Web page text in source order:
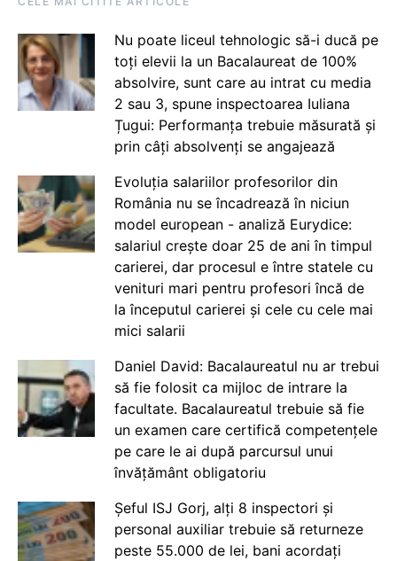
Nu poate liceul tehnologic să-i ducă pe
toți elevii la un Bacalaureat de 100%
absolvire, sunt care au intrat cu media
2 sau 3, spune inspectoarea Iuliana
Țugui: Performanța trebuie măsurată și
prin câți absolvenți se angajează
Evoluția salariilor profesorilor din
România nu se încadrează în niciun
model european - analiză Eurydice:
salariul crește doar 25 de ani în timpul
carierei, dar procesul e între statele cu
venituri mari pentru profesori încă de
la începutul carierei și cele cu cele mai
mici salarii
Daniel David: Bacalaureatul nu ar trebui
să fie folosit ca mijloc de intrare la
facultate. Bacalaureatul trebuie să fie
un examen care certifică competențele
pe care le ai după parcursul unui
învățământ obligatoriu
Șeful ISJ Gorj, alți 8 inspectori și
personal auxiliar trebuie să returneze
peste 55.000 de lei, bani acordați